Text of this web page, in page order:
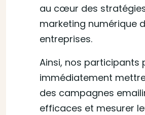
au cœur des
marketing numérique
entreprises.
Ainsi, nos participants
immédiatement
des campagnes
efficaces et mesurer